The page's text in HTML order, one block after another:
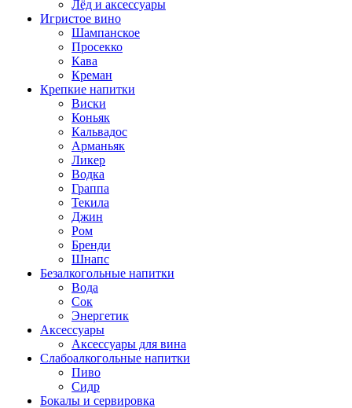
Лёд и аксессуары
Игристое вино
Шампанское
Просекко
Кава
Креман
Крепкие напитки
Виски
Коньяк
Кальвадос
Арманьяк
Ликер
Водка
Граппа
Текила
Джин
Ром
Бренди
Шнапс
Безалкогольные напитки
Вода
Сок
Энергетик
Аксессуары
Аксессуары для вина
Слабоалкогольные напитки
Пиво
Сидр
Бокалы и сервировка